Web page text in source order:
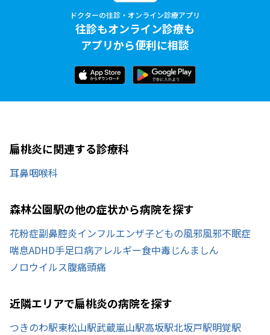
ドクターの往診・オンライン診療アプリ
往診もオンライン診療も
アプリから便利に相談
扁桃炎に関連する診療科
耳鼻咽喉科
森林公園駅の他の症状から病院を探す
花粉症副鼻腔炎インフルエンザ子どもの風邪風邪不眠症
喘息ADHD手足口病アレルギー食中毒じんましん
ノロウイルス腹痛頭痛
近隣エリアで扁桃炎の病院を探す
つきのわ駅東松山駅武蔵嵐山駅高坂駅北坂戸駅明覚駅